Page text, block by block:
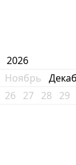
2026
Ноябрь
26 27 28 29